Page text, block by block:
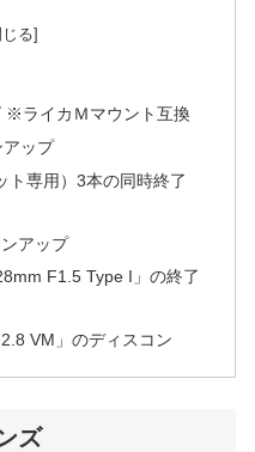
※ライカＭマウント互換
ップ
ト専用）3本の同時終了
アップ
F1.5 Type I」の終了
VM」のディスコン
ズ